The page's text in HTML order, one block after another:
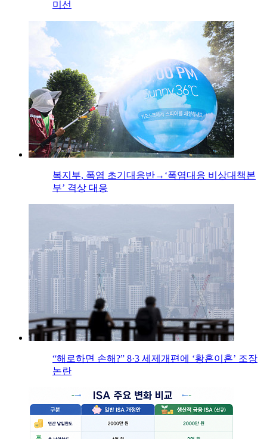
미선
복지부, 폭염 초기대응반→‘폭염대응 비상대책본
부’ 격상 대응
“해로하면 손해?” 8·3 세제개편에 ‘황혼이혼’ 조장
논란